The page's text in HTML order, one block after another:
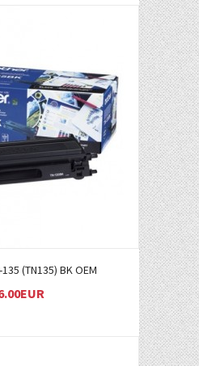
Į KREPŠELĮ
135 (TN135) BK OEM